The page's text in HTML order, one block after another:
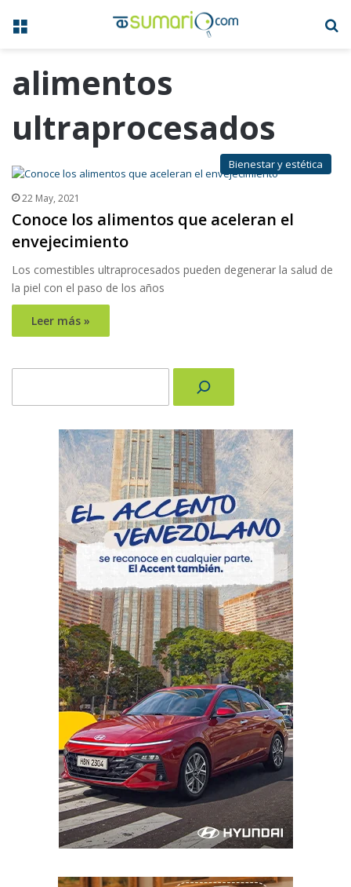
Menú
alimentos
ultraprocesados
Bienestar y estética
22 May, 2021
Conoce los alimentos que aceleran el
envejecimiento
Los comestibles ultraprocesados pueden degenerar la salud de
la piel con el paso de los años
Leer más »